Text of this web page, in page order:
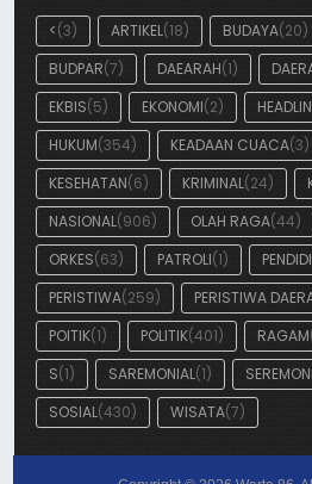
<(3) ARTIKEL(18) BUDAYA(20)
BUDPAR(7) DAEARAH(1)
EKBIS(5) EKONOMI(2)
HUKUM(354) KEADAAN CUACA(3)
KESEHATAN(6) KRIMINAL(24)
NASIONAL(906) OLAH RAGA(44)
ORKES(63) PATROLI(1)
PERISTIWA(259) PERISTIWA
POITIK(1) POLITIK(401) RAGAM
S(1) SAREMONIAL(1)
SOSIAL(430) WISATA(7)